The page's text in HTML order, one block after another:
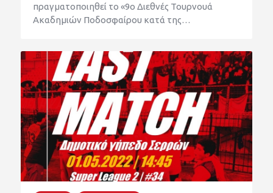
πραγματοποιηθεί το «9ο Διεθνές Τουρνουά
Ακαδημιών Ποδοσφαίρου κατά της…